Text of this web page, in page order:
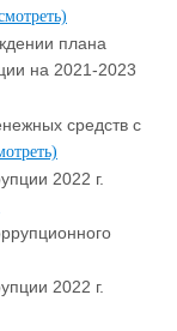
плана
на 2021-2023
средств с
2022 г.
2022 г.